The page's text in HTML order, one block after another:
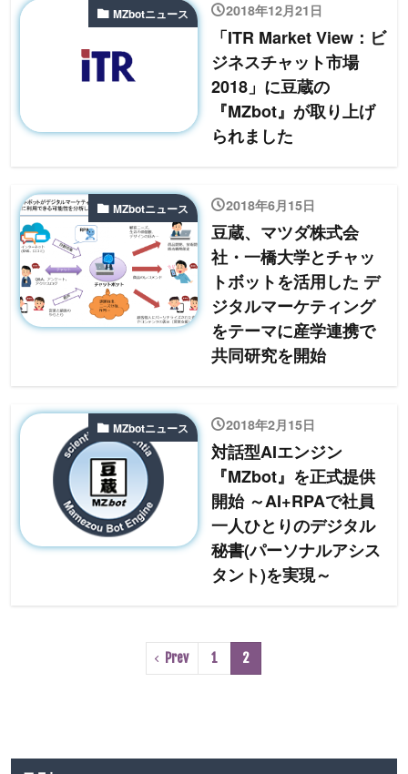
MZbotニュース 2018年12月21日
「ITR Market View：ビ
ジネスチャット市場
2018」に豆蔵の
『MZbot』が取り上げ
られました
MZbotニュース 2018年6月15日
豆蔵、マツダ株式会
社・一橋大学とチャッ
トボットを活用した デ
ジタルマーケティング
をテーマに産学連携で
共同研究を開始
MZbotニュース 2018年2月15日
対話型AIエンジン
『MZbot』を正式提供
開始 ～AI+RPAで社員
一人ひとりのデジタル
秘書(パーソナルアシス
タント)を実現～
Prev 1 2